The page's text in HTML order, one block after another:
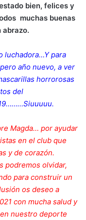
bien, felices y
muchas buenas
abrazo.
luchadora…Y para
año nuevo, a ver
horrorosas
del
Magda… por ayudar
en el club que
y de corazón.
podremos olvidar,
para construir un
os deseo a
con mucha salud y
nuestro deporte